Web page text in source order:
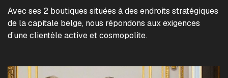
Avec ses 2 boutiques situées à des endroits stratégiques
de la capitale belge, nous répondons aux exigences
d’une clientèle active et cosmopolite.